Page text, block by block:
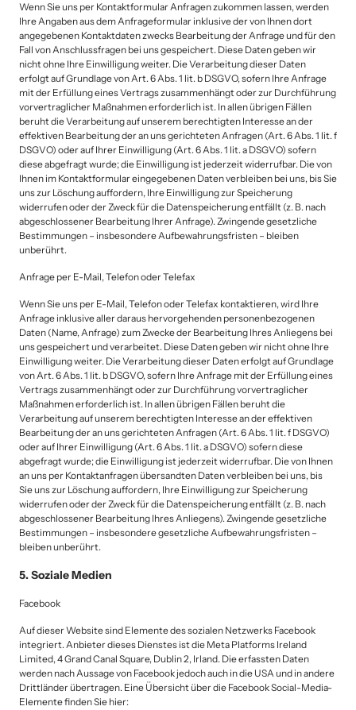
Wenn Sie uns per Kontaktformular Anfragen zukommen lassen, werden
Ihre Angaben aus dem Anfrageformular inklusive der von Ihnen dort
angegebenen Kontaktdaten zwecks Bearbeitung der Anfrage und für den
Fall von Anschlussfragen bei uns gespeichert. Diese Daten geben wir
nicht ohne Ihre Einwilligung weiter. Die Verarbeitung dieser Daten
erfolgt auf Grundlage von Art. 6 Abs. 1 lit. b DSGVO, sofern Ihre Anfrage
mit der Erfüllung eines Vertrags zusammenhängt oder zur Durchführung
vorvertraglicher Maßnahmen erforderlich ist. In allen übrigen Fällen
beruht die Verarbeitung auf unserem berechtigten Interesse an der
effektiven Bearbeitung der an uns gerichteten Anfragen (Art. 6 Abs. 1 lit. f
DSGVO) oder auf Ihrer Einwilligung (Art. 6 Abs. 1 lit. a DSGVO) sofern
diese abgefragt wurde; die Einwilligung ist jederzeit widerrufbar. Die von
Ihnen im Kontaktformular eingegebenen Daten verbleiben bei uns, bis Sie
uns zur Löschung auffordern, Ihre Einwilligung zur Speicherung
widerrufen oder der Zweck für die Datenspeicherung entfällt (z. B. nach
abgeschlossener Bearbeitung Ihrer Anfrage). Zwingende gesetzliche
Bestimmungen – insbesondere Aufbewahrungsfristen – bleiben
unberührt.
Anfrage per E-Mail, Telefon oder Telefax
Wenn Sie uns per E-Mail, Telefon oder Telefax kontaktieren, wird Ihre
Anfrage inklusive aller daraus hervorgehenden personenbezogenen
Daten (Name, Anfrage) zum Zwecke der Bearbeitung Ihres Anliegens bei
uns gespeichert und verarbeitet. Diese Daten geben wir nicht ohne Ihre
Einwilligung weiter. Die Verarbeitung dieser Daten erfolgt auf Grundlage
von Art. 6 Abs. 1 lit. b DSGVO, sofern Ihre Anfrage mit der Erfüllung eines
Vertrags zusammenhängt oder zur Durchführung vorvertraglicher
Maßnahmen erforderlich ist. In allen übrigen Fällen beruht die
Verarbeitung auf unserem berechtigten Interesse an der effektiven
Bearbeitung der an uns gerichteten Anfragen (Art. 6 Abs. 1 lit. f DSGVO)
oder auf Ihrer Einwilligung (Art. 6 Abs. 1 lit. a DSGVO) sofern diese
abgefragt wurde; die Einwilligung ist jederzeit widerrufbar. Die von Ihnen
an uns per Kontaktanfragen übersandten Daten verbleiben bei uns, bis
Sie uns zur Löschung auffordern, Ihre Einwilligung zur Speicherung
widerrufen oder der Zweck für die Datenspeicherung entfällt (z. B. nach
abgeschlossener Bearbeitung Ihres Anliegens). Zwingende gesetzliche
Bestimmungen – insbesondere gesetzliche Aufbewahrungsfristen –
bleiben unberührt.
5. Soziale Medien
Facebook
Auf dieser Website sind Elemente des sozialen Netzwerks Facebook
integriert. Anbieter dieses Dienstes ist die Meta Platforms Ireland
Limited, 4 Grand Canal Square, Dublin 2, Irland. Die erfassten Daten
werden nach Aussage von Facebook jedoch auch in die USA und in andere
Drittländer übertragen. Eine Übersicht über die Facebook Social-Media-
Elemente finden Sie hier: